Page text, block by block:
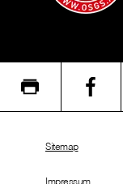
Sitemap
Impressum